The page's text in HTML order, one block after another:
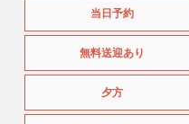
当日予約
無料送迎あり
夕方